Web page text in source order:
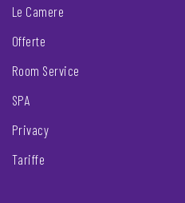
Le Camere
Offerte
Room Service
SPA
Privacy
Tariffe